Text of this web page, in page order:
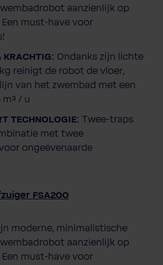
aanzienlijk op
must-have voor
KRACHTIG: Ondanks zijn lichte
reinigt de robot de vloer,
van het zwembad met een
/ u
TECHNOLOGIE: Twee-traps
met twee
ongeëvenaarde
FSA200
moderne, minimalistische
aanzienlijk op
must-have voor